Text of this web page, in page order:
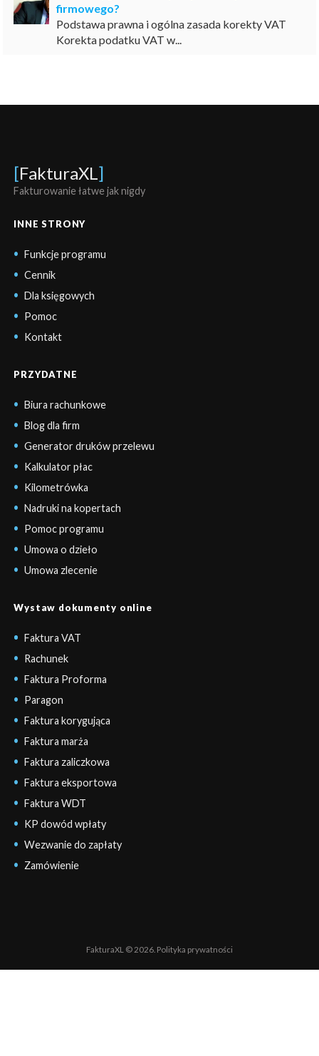
firmowego?
Podstawa prawna i ogólna zasada korekty VAT
Korekta podatku VAT w...
[FakturaXL ]
Fakturowanie łatwe jak nigdy
INNE STRONY
Funkcje programu
Cennik
Dla księgowych
Pomoc
Kontakt
PRZYDATNE
Biura rachunkowe
Blog dla firm
Generator druków przelewu
Kalkulator płac
Kilometrówka
Nadruki na kopertach
Pomoc programu
Umowa o dzieło
Umowa zlecenie
Wystaw dokumenty online
Faktura VAT
Rachunek
Faktura Proforma
Paragon
Faktura korygująca
Faktura marża
Faktura zaliczkowa
Faktura eksportowa
Faktura WDT
KP dowód wpłaty
Wezwanie do zapłaty
Zamówienie
FakturaXL © 2026. Polityka prywatności